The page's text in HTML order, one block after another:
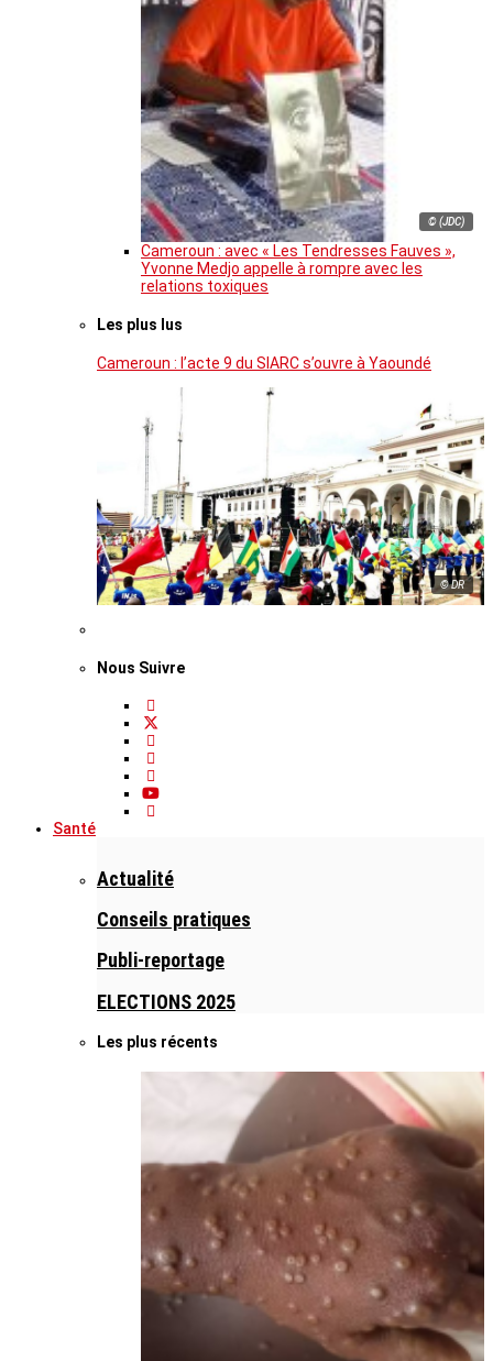
© (JDC)
Cameroun : avec « Les Tendresses Fauves »,
Yvonne Medjo appelle à rompre avec les
relations toxiques
Les plus lus
Cameroun : l’acte 9 du SIARC s’ouvre à Yaoundé
© DR
Nous Suivre
Santé
Actualité
Conseils pratiques
Publi-reportage
ELECTIONS 2025
Les plus récents